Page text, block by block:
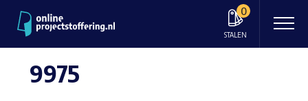
0
STALEN
9975